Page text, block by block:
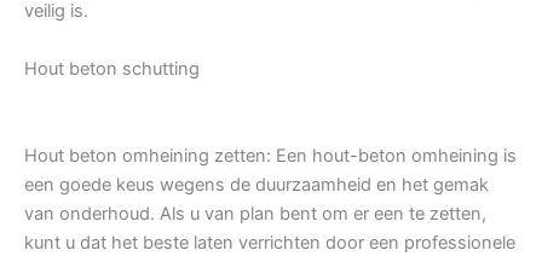
veilig is.
Hout beton schutting
Hout beton omheining zetten: Een hout-beton omheining is
een goede keus wegens de duurzaamheid en het gemak
van onderhoud. Als u van plan bent om er een te zetten,
kunt u dat het beste laten verrichten door een professionele